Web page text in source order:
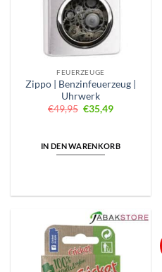
FEUERZEUGE
Zippo | Benzinfeuerzeug |
Uhrwerk
€49,95 Ursprünglicher
Preis
€35,49Aktueller
IN DEN WARENKORB